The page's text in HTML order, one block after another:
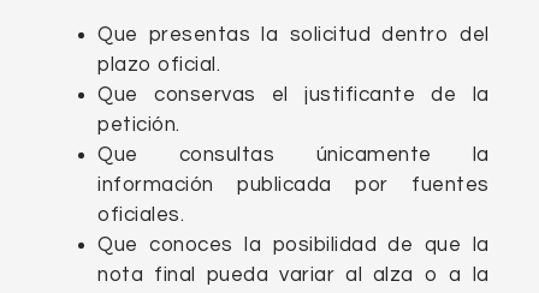
Que presentas la solicitud dentro del
plazo oficial.
Que conservas el justificante de la
petición.
Que consultas únicamente la
información publicada por fuentes
oficiales.
Que conoces la posibilidad de que la
nota final pueda variar al alza o a la